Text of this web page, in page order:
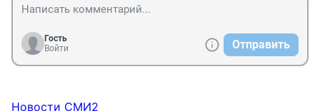
Гость
Войти
Отправить
Новости СМИ2